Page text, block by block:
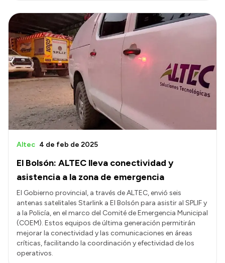
El Bolsón: ALTEC lleva conectividad y
asistencia a la zona de emergencia
Altec 4 de feb de 2025
El Gobierno provincial, a través de ALTEC, envió seis
antenas satelitales Starlink a El Bolsón para asistir al SPLIF y
a la Policía, en el marco del Comité de Emergencia Municipal
(COEM). Estos equipos de última generación permitirán
mejorar la conectividad y las comunicaciones en áreas
críticas, facilitando la coordinación y efectividad de los
operativos.